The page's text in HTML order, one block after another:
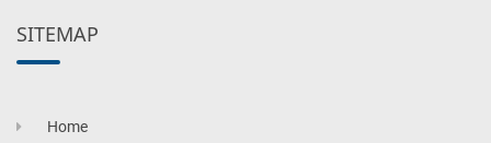
SITEMAP
Home